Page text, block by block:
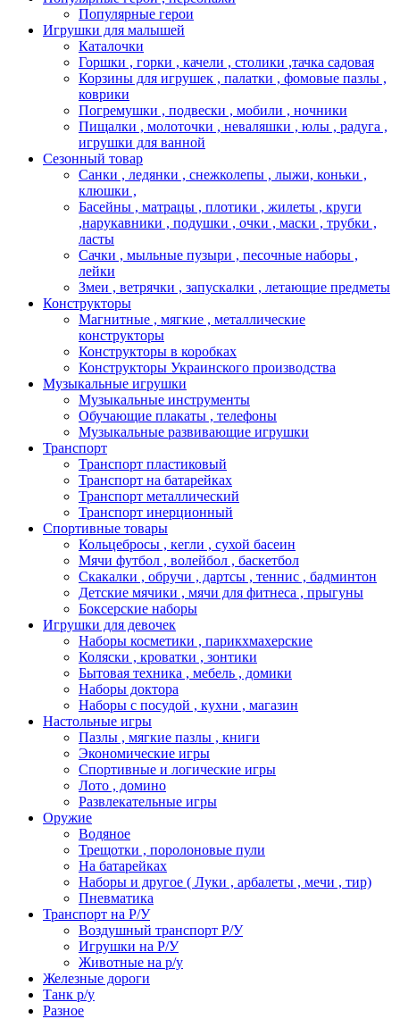
Популярные герои
Игрушки для малышей
Каталочки
Горшки , горки , качели , столики ,тачка садовая
Корзины для игрушек , палатки , фомовые пазлы ,
коврики
Погремушки , подвески , мобили , ночники
Пищалки , молоточки , неваляшки , юлы , радуга ,
игрушки для ванной
Сезонный товар
Санки , ледянки , снежколепы , лыжи, коньки ,
клюшки ,
Басейны , матрацы , плотики , жилеты , круги
,нарукавники , подушки , очки , маски , трубки ,
ласты
Сачки , мыльные пузыри , песочные наборы ,
лейки
Змеи , ветрячки , запускалки , летающие предметы
Конструкторы
Магнитные , мягкие , металлические
конструкторы
Конструкторы в коробках
Конструкторы Украинского производства
Музыкальные игрушки
Музыкальные инструменты
Обучающие плакаты , телефоны
Музыкальные развивающие игрушки
Транспорт
Транспорт пластиковый
Транспорт на батарейках
Транспорт металлический
Транспорт инерционный
Спортивные товары
Кольцебросы , кегли , сухой басеин
Мячи футбол , волейбол , баскетбол
Скакалки , обручи , дартсы , теннис , бадминтон
Детские мячики , мячи для фитнеса , прыгуны
Боксерские наборы
Игрушки для девочек
Наборы косметики , парикхмахерские
Коляски , кроватки , зонтики
Бытовая техника , мебель , домики
Наборы доктора
Наборы с посудой , кухни , магазин
Настольные игры
Пазлы , мягкие пазлы , книги
Экономические игры
Спортивные и логические игры
Лото , домино
Развлекательные игры
Оружие
Водяное
Трещотки , поролоновые пули
На батарейках
Наборы и другое ( Луки , арбалеты , мечи , тир)
Пневматика
Транспорт на Р/У
Воздушный транспорт Р/У
Игрушки на Р/У
Животные на р/у
Железные дороги
Танк р/у
Разное